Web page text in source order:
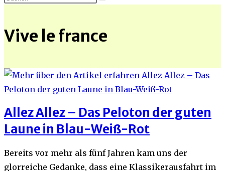
Vive le france
Allez Allez – Das Peloton der guten
Laune in Blau-Weiß-Rot
Bereits vor mehr als fünf Jahren kam uns der
glorreiche Gedanke, dass eine Klassikerausfahrt im